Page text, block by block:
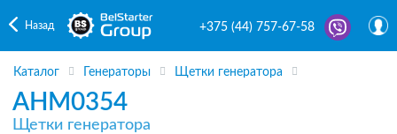
Назад +375 (44) 757-67-58
Каталог Генераторы Щетки генератора
AHM0354
Щетки генератора